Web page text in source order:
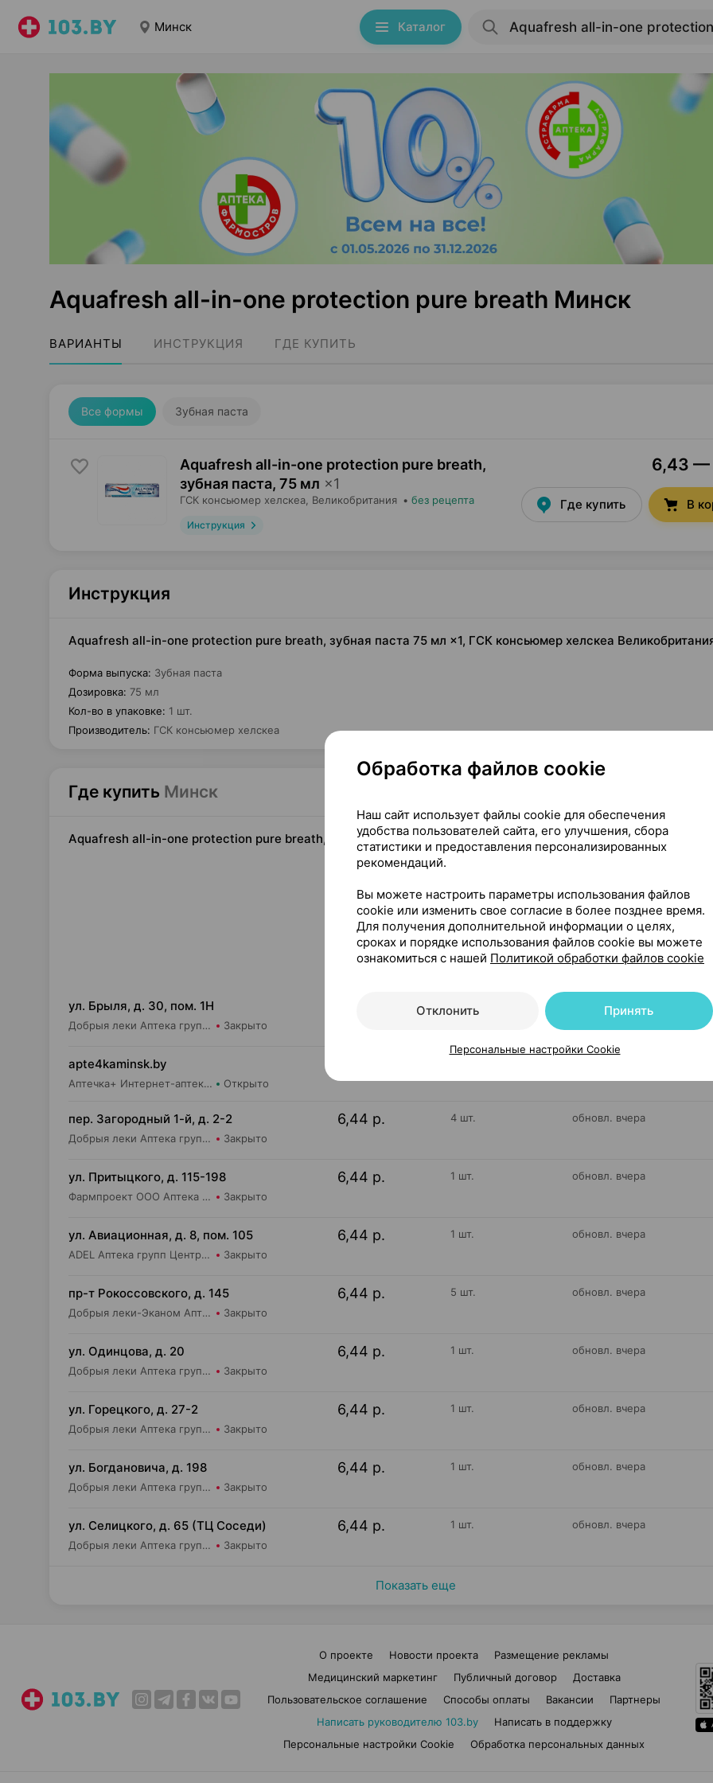
Минск Каталог
Aquafresh all-in-one protection pure breath Минск
ВАРИАНТЫ ИНСТРУКЦИЯ ГДЕ КУПИТЬ
Все формы Зубная паста
Aquafresh all-in-one protection pure breath,
зубная паста, 75 мл ×1
ГСК консьюмер хелскеа , Великобритания • без рецепта
Инструкция
6,43 —
Где купить В
Инструкция
Aquafresh all-in-one protection pure breath, зубная паста 75 мл ×1, ГСК консьюмер хелскеа
Форма выпуска: Зубная паста
Дозировка: 75 мл
Кол-во в упаковке: 1 шт.
Производитель: ГСК консьюмер хелскеа
Где купить Минск
Aquafresh all-in-one protection pure breath, зубная паста 75 мл ×1, ГСК консьюмер хелскеа
На карте
82
ул. Брыля, д. 30, пом. 1Н
Добрыя леки Аптека групп Центр ООО Аптека №25 Закрыто
обновл. вчера
apte4kaminsk.by
Аптечка+ Интернет-аптека apte4kaminsk.by Открыто
пер. Загородный 1-й, д. 2-2
Добрыя леки Аптека групп Центр ООО Аптека №9 Закрыто
6,44 р. 4 шт. обновл. вчера
ул. Притыцкого, д. 115-198
Фармпроект ООО Аптека бережливых №13 Закрыто
6,44 р. 1 шт. обновл. вчера
ул. Авиационная, д. 8, пом. 105
ADEL Аптека групп Центр ООО Аптека №49 Закрыто
6,44 р. 1 шт. обновл. вчера
пр-т Рокоссовского, д. 145
Добрыя леки-Эканом Аптека групп Центр ООО Аптека №90 Закрыто
6,44 р. 5 шт. обновл. вчера
ул. Одинцова, д. 20
Добрыя леки Аптека групп Центр ООО Аптека №75 Закрыто
6,44 р. 1 шт. обновл. вчера
ул. Горецкого, д. 27-2
Добрыя леки Аптека групп Центр ООО Аптека №40 Закрыто
6,44 р. 1 шт. обновл. вчера
ул. Богдановича, д. 198
Добрыя леки Аптека групп Центр ООО Аптека №44 Закрыто
6,44 р. 1 шт. обновл. вчера
ул. Селицкого, д. 65 (ТЦ Соседи)
Добрыя леки Аптека групп Центр ООО Аптека №47 Закрыто
6,44 р. 1 шт. обновл. вчера
Показать еще
О проекте Новости проекта
Размещение рекламы
Медицинский маркетинг
Публичный договор
Доставка
Пользовательское соглашение
Способы оплаты Вакансии
Партнеры
Написать руководителю 103.by
Написать в поддержку
Персональные настройки Cookie
Обработка персональных данных
Обработка файлов cookie
Наш сайт использует файлы cookie для обеспечения
удобства пользователей сайта, его улучшения, сбора
статистики и предоставления персонализированных
рекомендаций.
Вы можете настроить параметры использования файлов
cookie или изменить свое согласие в более позднее время.
Для получения дополнительной информации о целях,
сроках и порядке использования файлов cookie вы можете
ознакомиться с нашей Политикой обработки файлов cookie
Отклонить Принять
Персональные настройки Cookie